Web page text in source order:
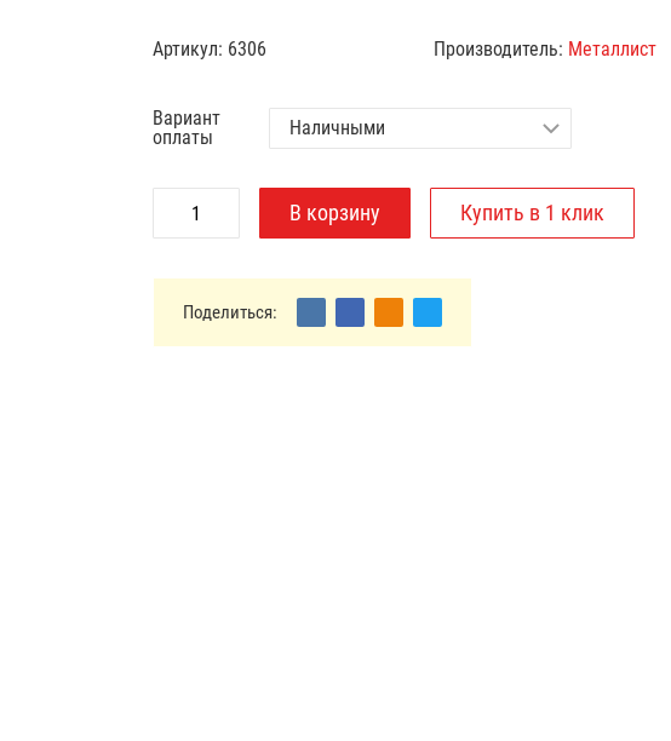
л
г
у
Артикул: 6306 Производитель: Металлист
Вариант
оплаты
Поделиться: